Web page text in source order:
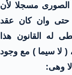
الصورى مسجلا لأن
حتى وان كان عقد
له القانون هذا
( لا سيما ) مع وجود
وهى: